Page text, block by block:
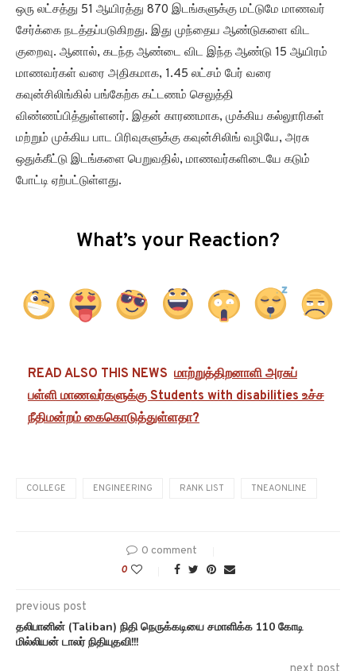
ஒரு லட்சத்து 51 ஆயிரத்து 870 இடங்களுக்கு மட்டுமே மாணவர்
சேர்க்கை நடத்தப்படுகிறது. இது முந்தைய ஆண்டுகளை விட
குறைவு. ஆனால், கடந்த ஆண்டை விட இந்த ஆண்டு 15 ஆயிரம்
மாணவர்கள் வரை அதிகமாக, 1.45 லட்சம் பேர் வரை
கவுன்சிலிங்கில் பங்கேற்க கட்டணம் செலுத்தி
விண்ணப்பித்துள்ளனர். இதன் காரணமாக, முக்கிய கல்லுாரிகள்
மற்றும் முக்கிய பாட பிரிவுகளுக்கு கவுன்சிலிங் வழியே, அரசு
ஒதுக்கீட்டு இடங்களை பெறுவதில், மாணவர்களிடையே கடும்
போட்டி ஏற்பட்டுள்ளது.
What’s your Reaction?
READ ALSO THIS NEWS மாற்றுத்திறனாளி அரசுப்
பள்ளி மாணவர்களுக்கு Students with disabilities உச்ச
நீதிமன்றம் கைகொடுத்துள்ளதா?
COLLEGE ENGINEERING RANK LIST TNEAONLINE
0 comment
0
previous post
தலிபானின் (Taliban) நிதி நெருக்கடியை சமாளிக்க 110 கோடி
மில்லியன் டாலர் நிதியுதவி!!!